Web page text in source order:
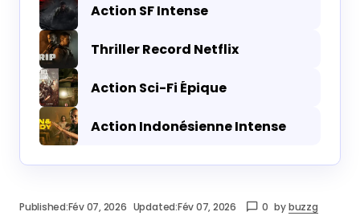
Action SF Intense
Thriller Record Netflix
Action Sci-Fi Épique
Action Indonésienne Intense
Published:Fév 07, 2026 Updated:Fév 07, 2026 0 bybuzzg